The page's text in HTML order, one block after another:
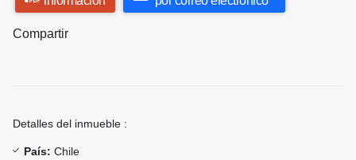
Compartir
Detalles del inmueble :
País: Chile